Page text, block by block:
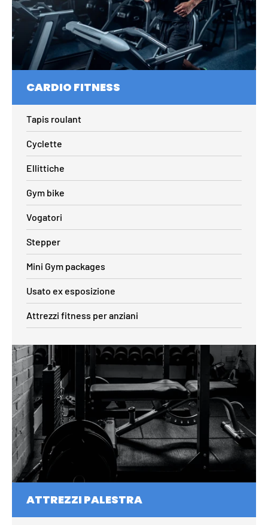
CARDIO FITNESS
Tapis roulant
Cyclette
Ellittiche
Gym bike
Vogatori
Stepper
Mini Gym packages
Usato ex esposizione
Attrezzi fitness per anziani
ATTREZZI PALESTRA